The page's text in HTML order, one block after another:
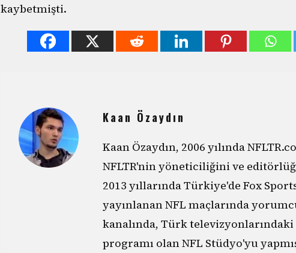
kaybetmişti.
Kaan Özaydın
Kaan Özaydın, 2006 yılında
NFLTR'nin yöneticiliğini ve
2013 yıllarında Türkiye'de Fox
yayınlanan NFL maçlarında
kanalında, Türk
programı olan NFL Stüdyo'yu